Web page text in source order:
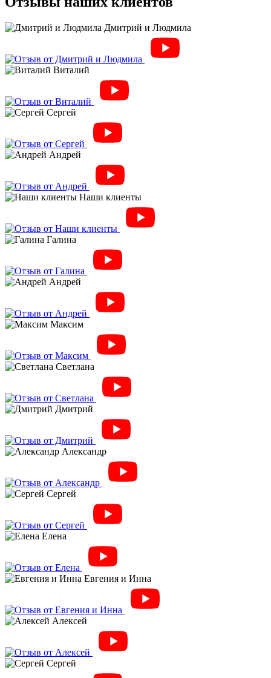
Дмитрий и Людмила
Виталий
Сергей
Андрей
Наши клиенты
Галина
Андрей
Максим
Светлана
Дмитрий
Александр
Сергей
Елена
Евгения и Инна
Алексей
Сергей